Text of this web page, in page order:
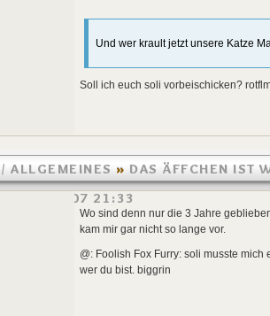
Es gibt neue Beiträge
Forum: TVGigant -
Clan-Werbung (1 2 … 8)
Forum: Schwarzes
Es gibt neue Beiträge
Forum: Rätsel- und
Es gibt neue Beiträge
Hiiiiiiiiiiiiiiiiiiiiilfe
Forum: Fun-Ecke
Es gibt neue Beiträge
Kostenloser Ts Server?
Es gibt neue Beiträge
Ragnarok Server von:
Und wer krault jetzt unsere Katze
Soll ich euch soli vorbeischicken?
ALLGEMEINES » DAS ÄFFCHEN IST
01.08.2007 21:33
Wo sind denn nur die 3 Jahre
kam mir gar nicht so lange vor.
@: Foolish Fox Furry: soli musste mich
wer du bist. biggrin